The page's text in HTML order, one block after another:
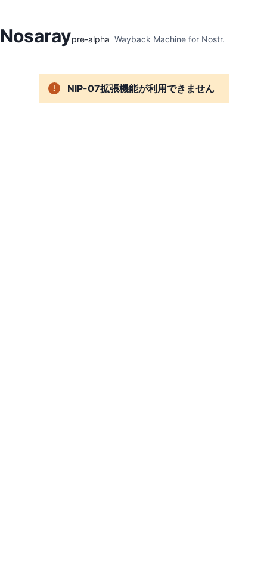
Nosaraypre-alpha Wayback Machine for Nostr.
NIP-07拡張機能が利用できません